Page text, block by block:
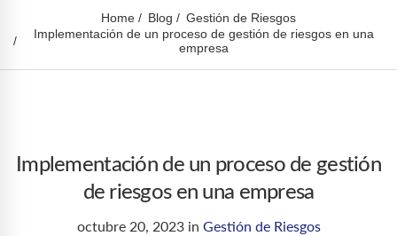
Home Blog
Gestión de Riesgos
Implementación de un proceso de gestión de riesgos en una
empresa
Implementación de un proceso de gestión
de riesgos en una empresa
octubre 20, 2023in Gestión de Riesgos